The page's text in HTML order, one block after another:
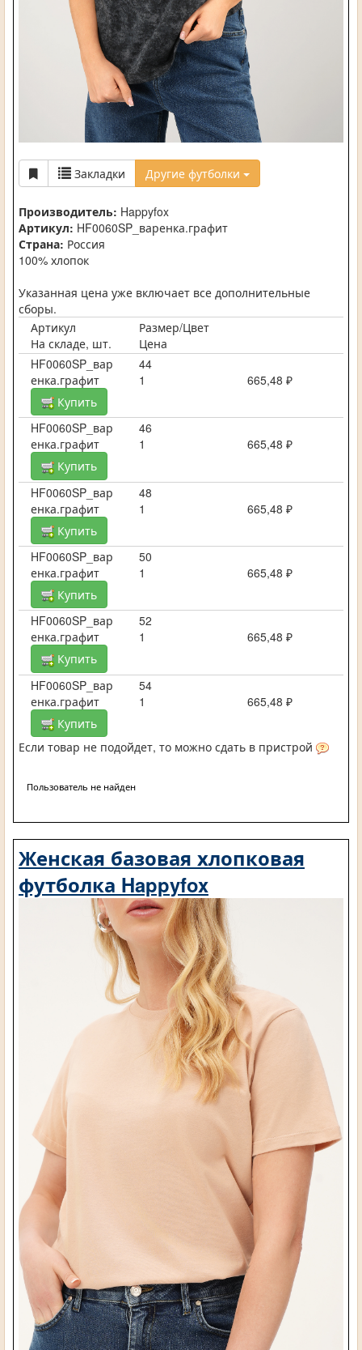
Закладки Другие футболки
Производитель: Happyfox
Артикул: HF0060SP_варенка.графит
Страна: Россия
100% хлопок
Указанная цена уже включает все дополнительные
сборы.
Артикул
Размер/Цвет
На складе, шт.
Цена
HF0060SP_вар
енка.графит
44
1
665,48 ₽
Купить
HF0060SP_вар
енка.графит
46
1
665,48 ₽
Купить
HF0060SP_вар
енка.графит
48
1
665,48 ₽
Купить
HF0060SP_вар
енка.графит
50
1
665,48 ₽
Купить
HF0060SP_вар
енка.графит
52
1
665,48 ₽
Купить
HF0060SP_вар
енка.графит
54
1
665,48 ₽
Купить
Если товар не подойдет, то можно сдать в пристрой
Пользователь не найден
Женская базовая хлопковая
футболка Happyfox